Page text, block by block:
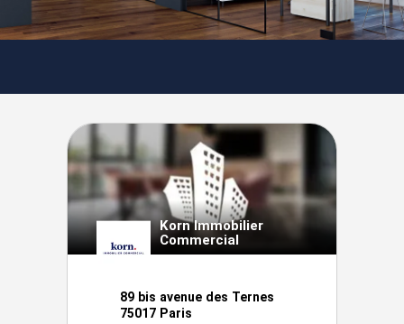
30 agences immobileres
Korn Immobilier
Commercial
89 bis avenue des Ternes
75017 Paris